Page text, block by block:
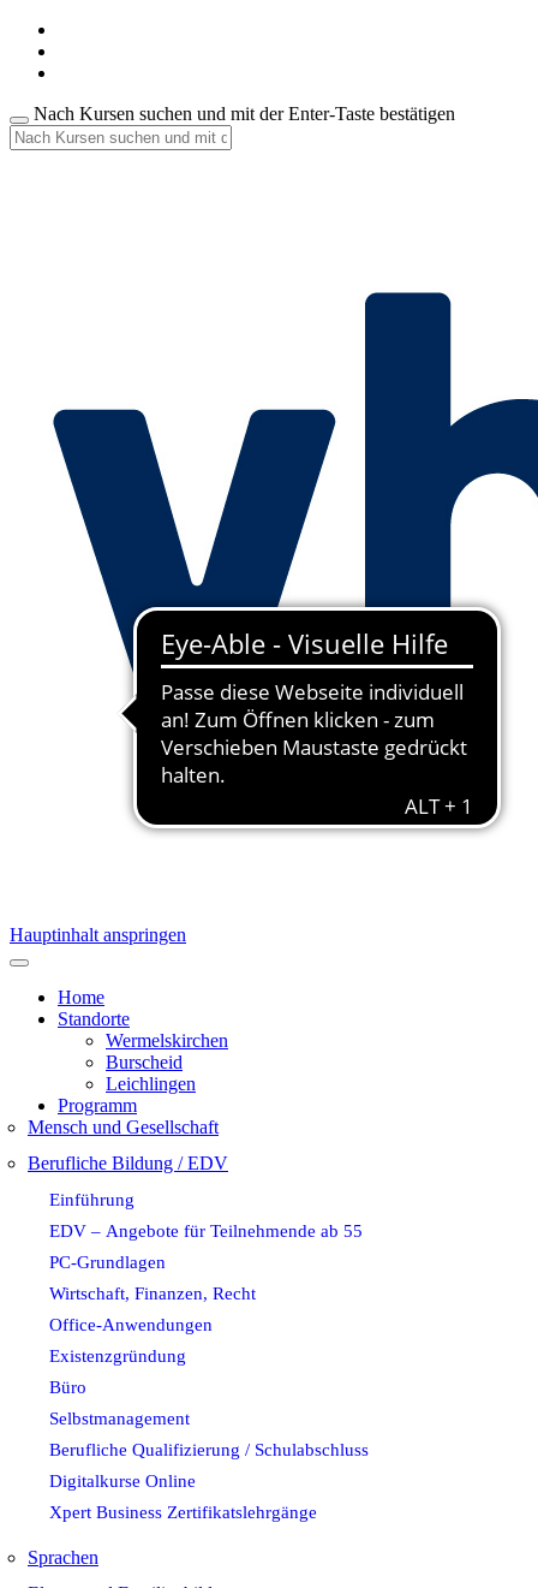
Nach Kursen suchen und mit der Enter-Taste bestätigen
Hauptinhalt anspringen
Home
Standorte
Wermelskirchen
Burscheid
Leichlingen
Programm
Mensch und Gesellschaft
Berufliche Bildung / EDV
Einführung
EDV – Angebote für Teilnehmende ab 55
PC-Grundlagen
Wirtschaft, Finanzen, Recht
Office-Anwendungen
Existenzgründung
Büro
Selbstmanagement
Berufliche Qualifizierung / Schulabschluss
Digitalkurse Online
Xpert Business Zertifikatslehrgänge
Sprachen